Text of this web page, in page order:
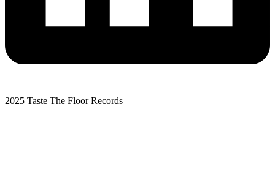
2025 Taste The Floor Records